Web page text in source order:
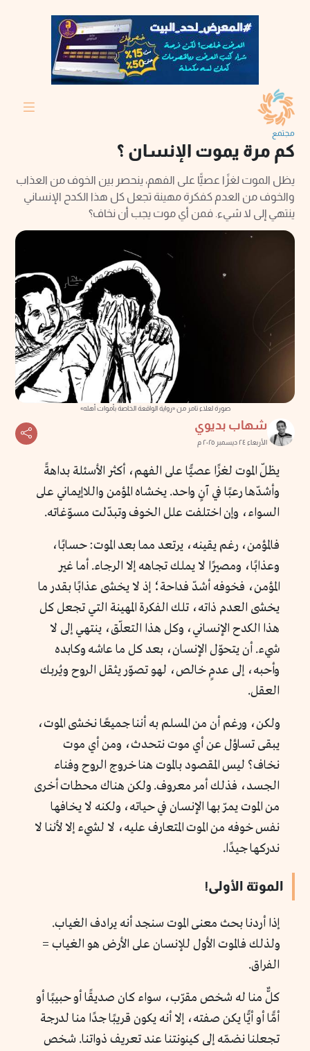
مجتمع
كم مرة يموت الإنسان ؟
يظل الموت لغزًا عصيًّا على الفهم، ينحصر بين الخوف من العذاب
والخوف من العدم كفكرة مهينة تجعل كل هذا الكدح الإنساني
ينتهي إلى لا شيء. فمن أي موت يجب أن نخاف؟
صورة لعلاء تامر من «رواية الواقعة الخاصة بأموات أهله»
شهاب بديوي
الأربعاء ٢٤ ديسمبر ٢٠٢٥ م
يظلّ الموت لغزًا عصيًّا على الفهم، أكثر الأسئلة بداهةً
وأشدّها رعبًا في آنٍ واحد. يخشاه المؤمن واللاإيماني على
السواء، وإن اختلفت علل الخوف وتبدّلت مسوّغاته.
فالمؤمن، رغم يقينه، يرتعد مما بعد الموت: حسابًا،
وعذابًا، ومصيرًا لا يملك تجاهه إلا الرجاء. أما غير
المؤمن، فخوفه أشدّ فداحة؛ إذ لا يخشى عذابًا بقدر ما
يخشى العدم ذاته، تلك الفكرة المهينة التي تجعل كل
هذا الكدح الإنساني، وكل هذا التعلّق، ينتهي إلى لا
شيء. أن يتحوّل الإنسان، بعد كل ما عاشه وكابده
وأحبه، إلى عدمٍ خالص، لهو تصوّر يثقل الروح ويُربك
العقل.
ولكن، ورغم أن من المسلم به أننا جميعًا نخشى الموت،
يبقى تساؤل عن أي موت نتحدث، ومن أي موت
نخاف؟ ليس المقصود بالموت هنا خروج الروح وفناء
الجسد، فذلك أمر معروف. ولكن هناك محطات أخرى
من الموت يمرّ بها الإنسان في حياته، ولكنه لا يخافها
نفس خوفه من الموت المتعارف عليه، لا لشيء إلا لأننا لا
ندركها جيدًا.
الموتة الأولى!
إذا أردنا بحث معنى الموت سنجد أنه يرادف الغياب.
ولذلك فالموت الأول للإنسان على الأرض هو الغياب =
الفراق.
كلٌّ منا له شخص مقرّب، سواء كان صديقًا أو حبيبًا أو
أمًّا أو أيًّا يكن صفته، إلا أنه يكون قريبًا جدًا منا لدرجة
تجعلنا نضمّه إلى كينونتنا عند تعريف ذواتنا. شخص